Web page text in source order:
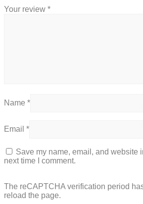
Your review *
Name *
Email *
Save my name, email, and website
next time I comment.
The reCAPTCHA verification period
reload the page.